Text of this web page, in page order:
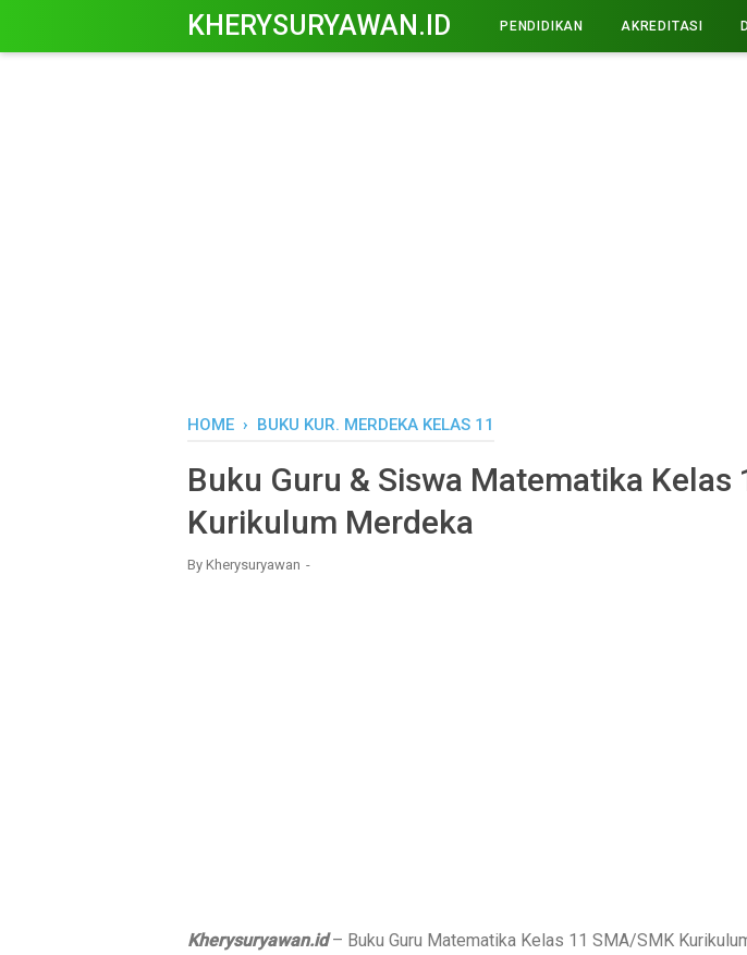
KHERYSURYAWAN.ID PENDIDIKAN AKREDITASI
HOME › BUKU KUR. MERDEKA KELAS 11
Buku Guru & Siswa Matematika Kelas
Kurikulum Merdeka
By Kherysuryawan
Kherysuryawan.id– Buku Guru Matematika Kelas 11 SMA/SMK